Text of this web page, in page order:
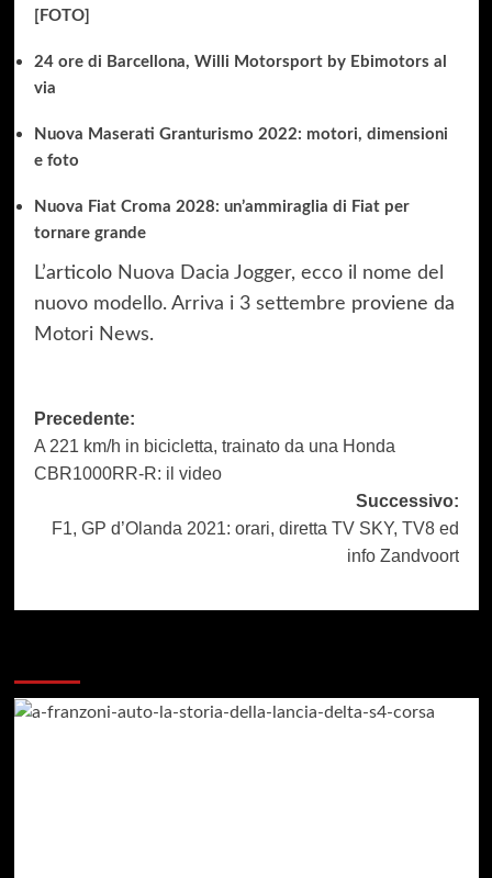
[FOTO]
24 ore di Barcellona, Willi Motorsport by Ebimotors al
via
Nuova Maserati Granturismo 2022: motori, dimensioni
e foto
Nuova Fiat Croma 2028: un’ammiraglia di Fiat per
tornare grande
L’articolo Nuova Dacia Jogger, ecco il nome del
nuovo modello. Arriva i 3 settembre proviene da
Motori News.
Navigazione
articolo
Precedente:
A 221 km/h in bicicletta, trainato da una Honda
CBR1000RR-R: il video
Successivo:
F1, GP d’Olanda 2021: orari, diretta TV SKY, TV8 ed
info Zandvoort